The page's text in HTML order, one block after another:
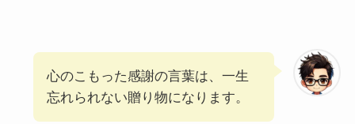
心のこもった感謝の言葉は、一生
忘れられない贈り物になります。